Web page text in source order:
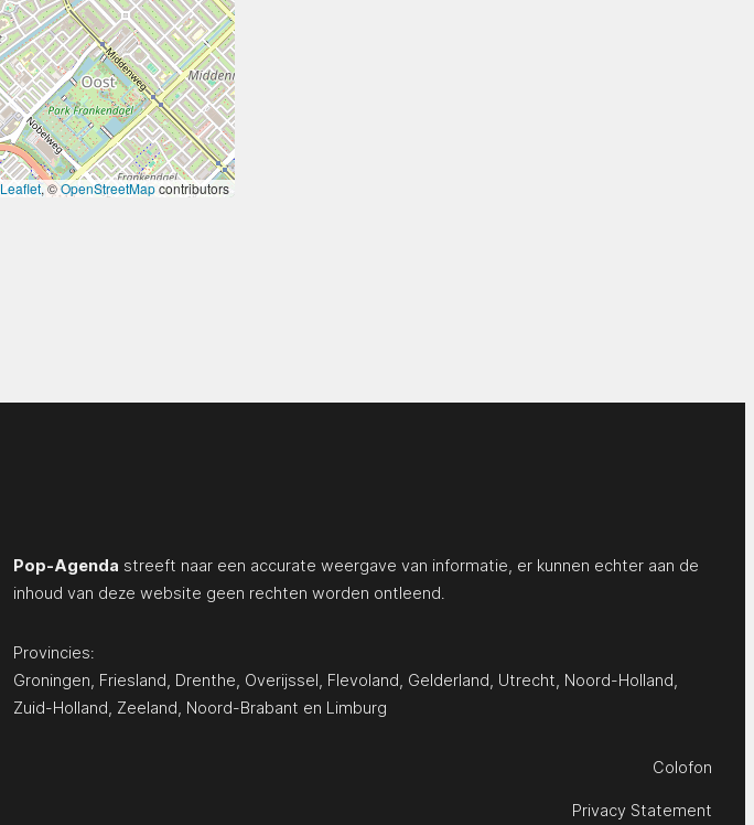
Leaflet, ©OpenStreetMapcontributors
Pop-Agenda streeft naar een accurate weergave van informatie, er kunnen echter aan de
inhoud van deze website geen rechten worden ontleend.
Provincies:
Groningen Friesland Drenthe Overijssel Flevoland Gelderland Utrecht Noord-Holland
Zuid-Holland Zeeland Noord-Brabant en Limburg
Colofon
Privacy Statement